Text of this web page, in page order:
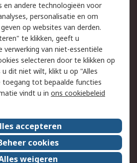
Email veiligheid
Websitevoorwaarden
Over ons
Werken bij RS
en andere technologieën voor
personalisatie en om
op websites van derden.
te klikken, geeft u
van niet-essentiële
selecteren door te klikken op
u dit niet wilt, klikt u op "Alles
toegang tot bepaalde functies
vindt u in ons cookiebeleid
accepteren
cookies
weigeren